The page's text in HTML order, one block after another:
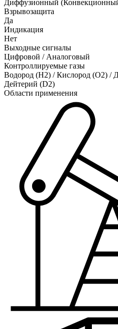
Диффузионный
Взрывозащита
Да
Индикация
Нет
Выходные сигналы
Цифровой / Аналоговый
Контроллируемые газы
Водород (H2) /Кислород (O2) /
Дейтерий (D2)
Области применения